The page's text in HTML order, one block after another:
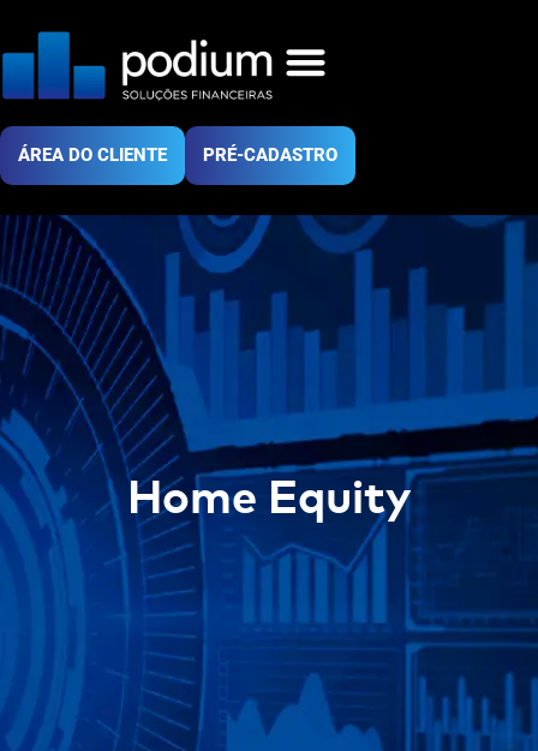
ÁREA DO CLIENTE PRÉ-CADASTRO
Home Equity